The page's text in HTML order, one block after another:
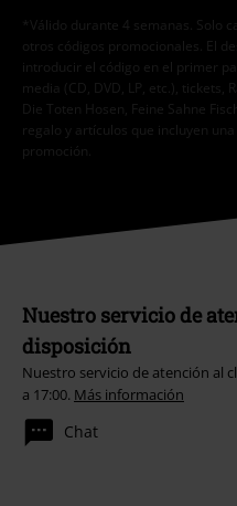
*Válido durante 4 semanas. Solo
otros códigos promocionales. El
introducir el código en el primer
media (CD, DVD, LP, etc.), tickets,
Die Toten Hosen, Feine Sahne
regalo y artículos que incluyen una
promoción.
Nuestro servicio de
disposición
Nuestro servicio de atención al
a 17:00. Más información
Chat